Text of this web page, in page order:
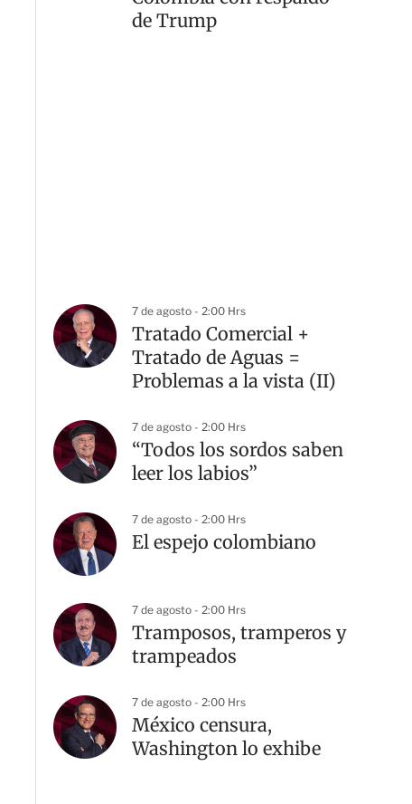
de Trump
7 de agosto - 2:00 Hrs
Tratado Comercial +
Tratado de Aguas =
Problemas a la vista (II)
7 de agosto - 2:00 Hrs
“Todos los sordos saben
leer los labios”
7 de agosto - 2:00 Hrs
El espejo colombiano
7 de agosto - 2:00 Hrs
Tramposos, tramperos y
trampeados
7 de agosto - 2:00 Hrs
México censura,
Washington lo exhibe